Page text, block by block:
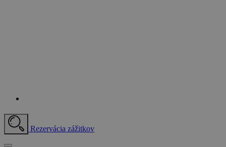
Rezervácia zážitkov